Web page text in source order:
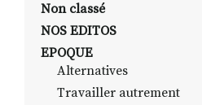
RECHERCHER
Non classé
NOS EDITOS
EPOQUE
Alternatives
Travailler autrement